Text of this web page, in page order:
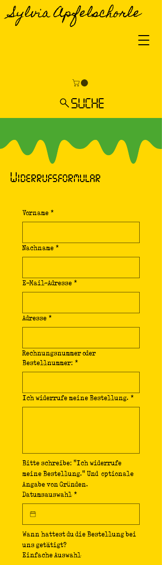
Sylvia Apfelschorle
SUCHE
Widerrufsformular
Vorname *
Nachname *
E-Mail-Adresse *
Adresse *
Rechnungsnummer oder
Bestellnummer: *
Ich widerrufe meine Bestellung. *
Bitte schreibe: "Ich widerrufe
meine Bestellung." Und  optionale
Angabe von Gründen.
Datumsauswahl *
Wann hattest du die Bestellung bei
uns getätigt?
Einfache Auswahl